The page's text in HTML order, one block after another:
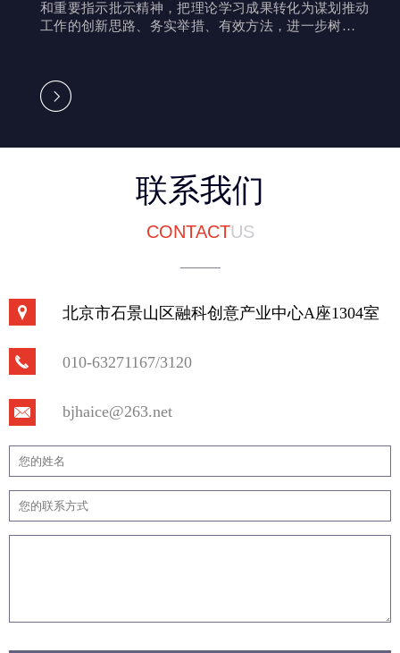
和重要指示批示精神，把理论学习成果转化为谋划推动
工作的创新思路、务实举措、有效方法，进一步树牢安
为深入学习贯彻习近平总书记关于安全生产的重要
谋划推动工作的创新思路、务实举措、有效方法，
联系我们
CONTACTUS
北京市石景山区融科创意产业中心A座1304室
010-63271167/3120
bjhaice@263.net